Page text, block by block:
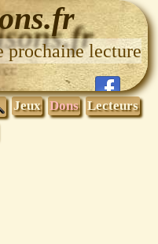
prochaine lecture
Jeux Dons Lecteurs